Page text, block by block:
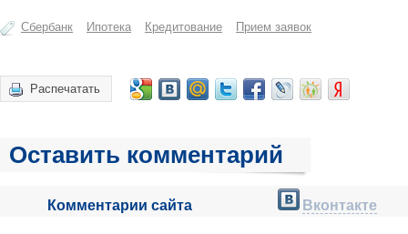
Сбербанк Ипотека Кредитование Прием заявок
Распечатать
Оставить комментарий
Комментарии сайта Вконтакте